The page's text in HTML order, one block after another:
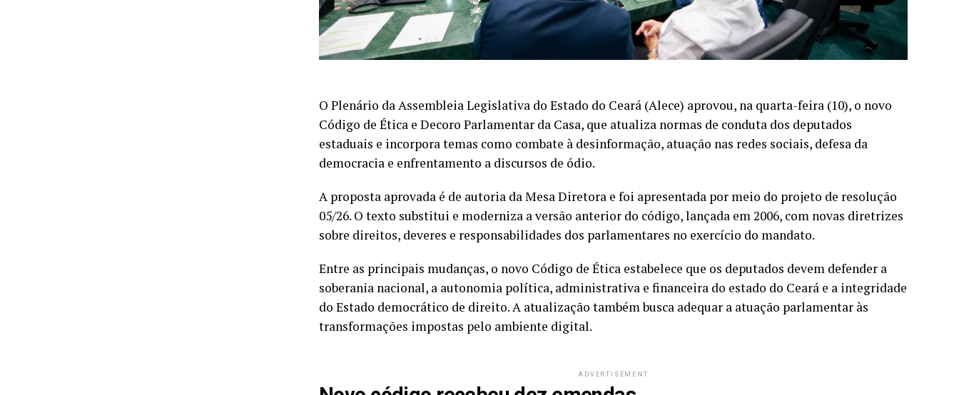
O Plenário da Assembleia Legislativa do Estado do Ceará (Alece) aprovou, na quarta-feira (10), o novo
Código de Ética e Decoro Parlamentar da Casa, que atualiza normas de conduta dos deputados
estaduais e incorpora temas como combate à desinformação, atuação nas redes sociais, defesa da
democracia e enfrentamento a discursos de ódio.
A proposta aprovada é de autoria da Mesa Diretora e foi apresentada por meio do projeto de resolução
05/26. O texto substitui e moderniza a versão anterior do código, lançada em 2006, com novas diretrizes
sobre direitos, deveres e responsabilidades dos parlamentares no exercício do mandato.
Entre as principais mudanças, o novo Código de Ética estabelece que os deputados devem defender a
soberania nacional, a autonomia política, administrativa e financeira do estado do Ceará e a integridade
do Estado democrático de direito. A atualização também busca adequar a atuação parlamentar às
transformações impostas pelo ambiente digital.
ADVERTISEMENT